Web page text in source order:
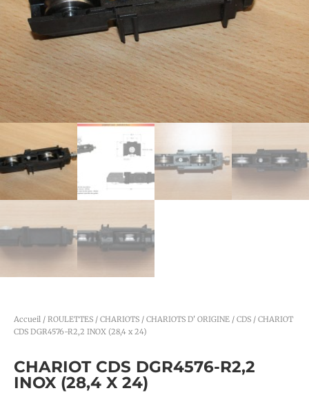
Accueil / ROULETTES / CHARIOTS / CHARIOTS D' ORIGINE / CDS / CHARIOT
CDS DGR4576-R2,2 INOX (28,4 x 24)
CHARIOT CDS DGR4576-R2,2
INOX (28,4 X 24)